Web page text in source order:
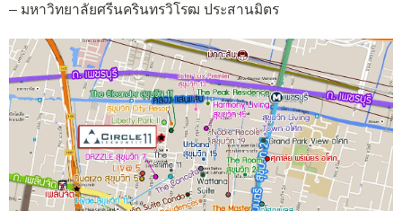
– มหาวิทยาลัยศรีนครินทรวิโรฒ ประสานมิตร